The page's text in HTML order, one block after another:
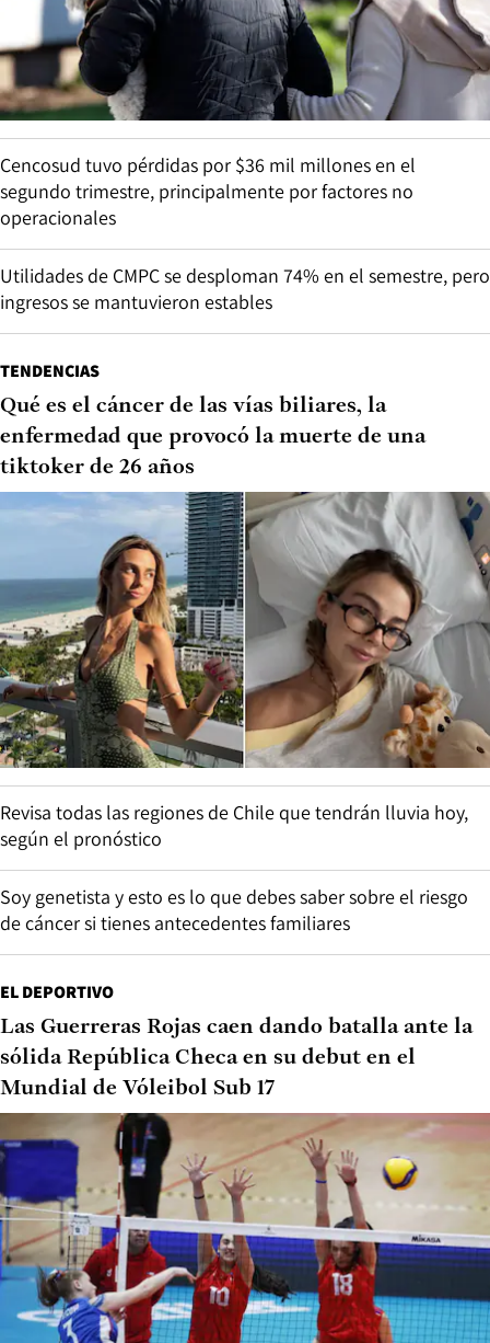
Cencosud tuvo pérdidas por $36 mil millones en el
segundo trimestre, principalmente por factores no
operacionales
Utilidades de CMPC se desploman 74% en el semestre, pero
ingresos se mantuvieron estables
TENDENCIAS
Qué es el cáncer de las vías biliares, la
enfermedad que provocó la muerte de una
tiktoker de 26 años
Revisa todas las regiones de Chile que tendrán lluvia hoy,
según el pronóstico
Soy genetista y esto es lo que debes saber sobre el riesgo
de cáncer si tienes antecedentes familiares
EL DEPORTIVO
Las Guerreras Rojas caen dando batalla ante la
sólida República Checa en su debut en el
Mundial de Vóleibol Sub 17